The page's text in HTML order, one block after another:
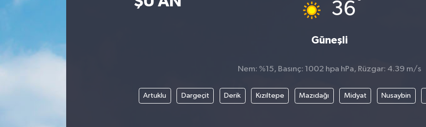
36
Güneşli
Nem: %15, Basınç: 1002 hpa hPa, Rüzgar: 4.39 m/s
Artuklu Dargeçit Derik Kızıltepe Mazıdağı Midyat Nusaybin